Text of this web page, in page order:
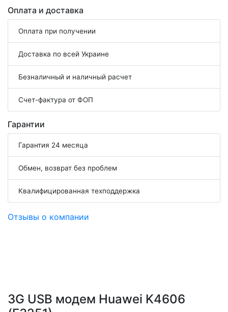
Оплата и доставка
Оплата при получении
Доставка по всей Украине
Безналичный и наличный расчет
Счет-фактура от ФОП
Гарантии
Гарантия 24 месяца
Обмен, возврат без проблем
Квалифицированная техподдержка
Отзывы о компании
3G USB модем Huawei K4606